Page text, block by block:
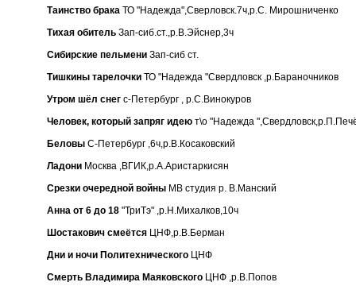
Таинство брака ТО "Надежда",Сверловск.7ч,р.С. Мирошниченко
Тихая обитель Зап-сиб.ст.,р.В.Эйснер,3ч
Сибирские пельмени Зап-сиб ст.
Тишкины тарелочки ТО "Надежда "Свердловск ,р.Бараночников
Утром шёл снег с-Петербург , р.С.Винокуров
Человек, который запряг идею т\о "Надежда
Беловы С-Петербург ,6ч,р.В.Косаковский
Ладони Москва ,ВГИК,р.А.Аристаркисян
Срезки очередной войны МВ студия р. В.Манский
Анна от 6 до 18 "ТриТэ" ,р.Н.Михалков,10ч
Шостакович смеётся ЦНФ,р.В.Берман
Дни и ночи Политехнического ЦНФ
Смерть Владимира Маяковского ЦНФ ,р.В.Попов